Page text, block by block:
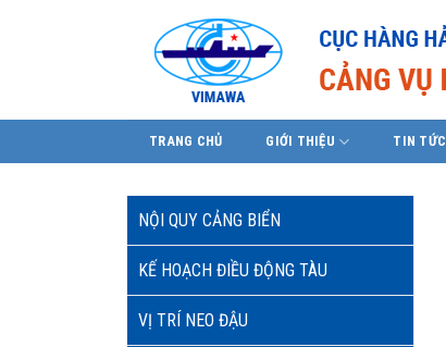
TRANG CHỦ GIỚI THIỆU TIN TỨC
NỘI QUY CẢNG BIỂN
KẾ HOẠCH ĐIỀU ĐỘNG TÀU
VỊ TRÍ NEO ĐẬU